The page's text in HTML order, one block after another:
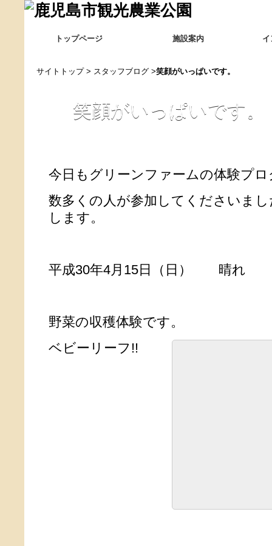
トップページ 施設案内
サイトトップ> スタッフブログ >笑顔がいっぱいです。
笑顔がいっぱいです。
今日もグリーンファームの体験プ
数多くの人が参加してくださいま
します。
平成30年4月15日（日） 晴れ
野菜の収穫体験です。
ベビーリーフ!!